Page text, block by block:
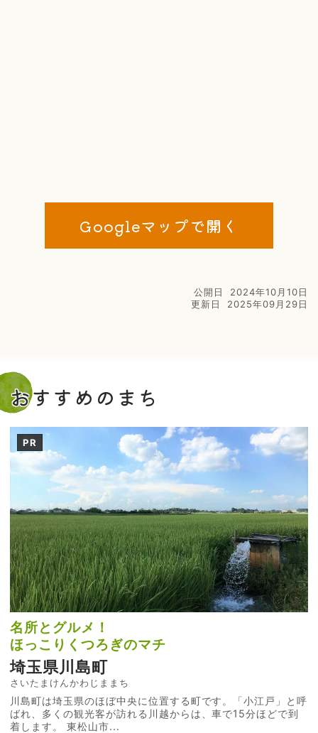
Googleマップで開く
公開日
2024年10月10日
更新日
2025年09月29日
おすすめのまち
PR
名所とグルメ！
ほっこりくつろぎのマチ
埼玉県川島町
さいたまけんかわじままち
川島町は埼玉県のほぼ中央に位置する町です。「小江戸」と呼
ばれ、多くの観光客が訪れる川越からは、車で15分ほどで到
着します。 東松山市...